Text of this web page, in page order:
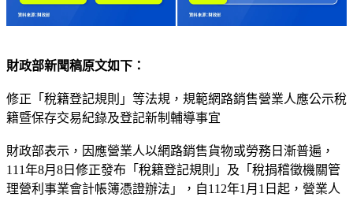
財政部新聞稿原文如下：
修正「稅籍登記規則」等法規，規範網路銷售營業人應公示稅
籍暨保存交易紀錄及登記新制輔導事宜
財政部表示，因應營業人以網路銷售貨物或勞務日漸普遍，
111年8月8日修正發布「稅籍登記規則」及「稅捐稽徵機關管
理營利事業會計帳簿憑證辦法」，自112年1月1日起，營業人